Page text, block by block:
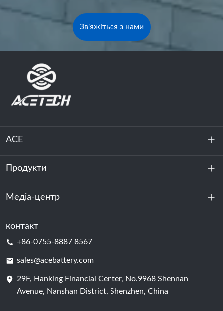
Зв'яжіться з нами
ACE
Про нас
Стійкість
Продукти
Зберігання енергії
Центр обробки даних та серверна кімната
Елемент батареї
Медіа-центр
Новини
контакт
+86-0755-8887 8567
sales@acebattery.com
29F, Hanking Financial Center, No.9968 Shennan
Avenue, Nanshan District, Shenzhen, China